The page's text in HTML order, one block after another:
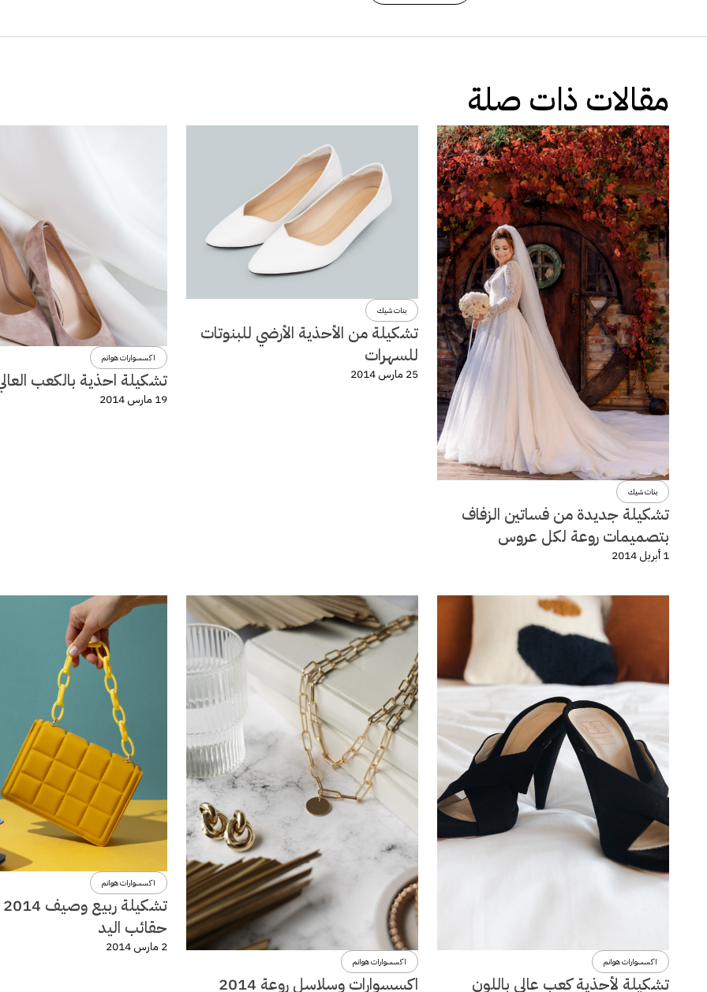
مقالات ذات صلة
بنات شيك
تشكيلة جديدة من فساتين الزفاف
بتصميمات روعة لكل عروس
1 أبريل 2014
بنات شيك
تشكيلة من الأحذية الأرضي للبنوتات
للسهرات
25 مارس 2014
اكسسوارات هوانم
تشكيلة احذية بالكعب
19 مارس 2014
اكسسوارات هوانم
تشكيلة لأحذية كعب عالي باللون
اكسسوارات هوانم
اكسسوارات وسلاسل روعة 2014
اكسسوارات هوانم
حقائب اليد
2 مارس 2014